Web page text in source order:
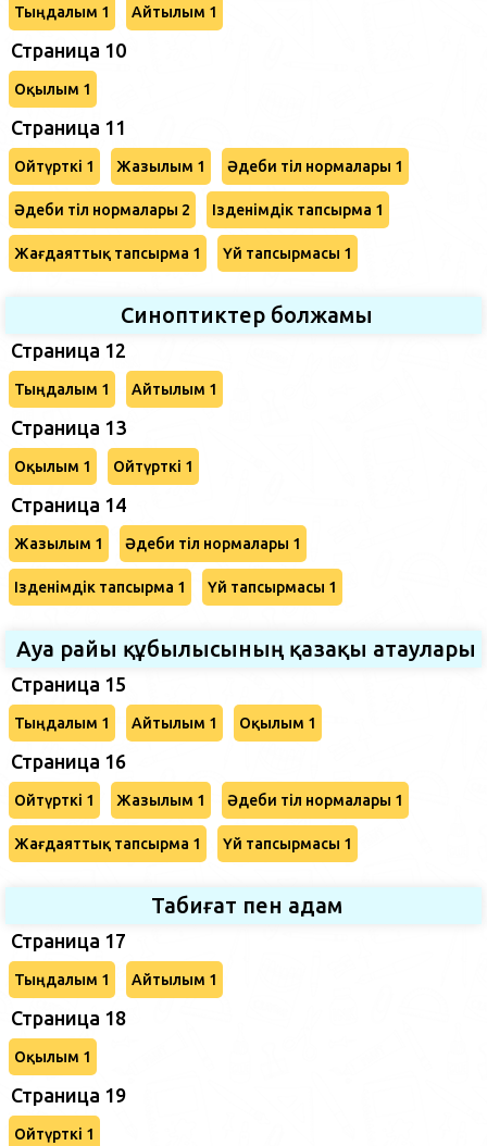
Тыңдалым 1 Айтылым 1
Страница 10
Оқылым 1
Страница 11
Ойтүрткі 1 Жазылым 1 Әдеби тіл нормалары 1
Әдеби тіл нормалары 2 Ізденімдік тапсырма 1
Жағдаяттық тапсырма 1 Үй тапсырмасы 1
Синоптиктер болжамы
Страница 12
Тыңдалым 1 Айтылым 1
Страница 13
Оқылым 1 Ойтүрткі 1
Страница 14
Жазылым 1 Әдеби тіл нормалары 1
Ізденімдік тапсырма 1 Үй тапсырмасы 1
Ауа райы құбылысының қазақы атаулары
Страница 15
Тыңдалым 1 Айтылым 1 Оқылым 1
Страница 16
Ойтүрткі 1 Жазылым 1 Әдеби тіл нормалары 1
Жағдаяттық тапсырма 1 Үй тапсырмасы 1
Табиғат пен адам
Страница 17
Тыңдалым 1 Айтылым 1
Страница 18
Оқылым 1
Страница 19
Ойтүрткі 1